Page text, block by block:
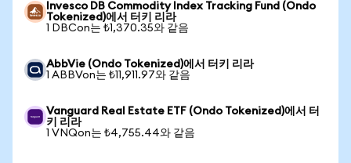
Invesco DB Commodity Index Tracking Fund (Ondo
Tokenized)에서 터키 리라
1 DBCon는 ₺1,370.35와 같음
AbbVie (Ondo Tokenized)에서 터키 리라
1 ABBVon는 ₺11,911.97와 같음
Vanguard Real Estate ETF (Ondo Tokenized)에서 터
키 리라
1 VNQon는 ₺4,755.44와 같음